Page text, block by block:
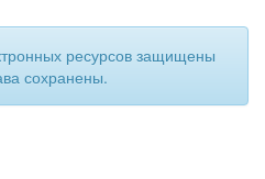
ресурсов защищены
сохранены.